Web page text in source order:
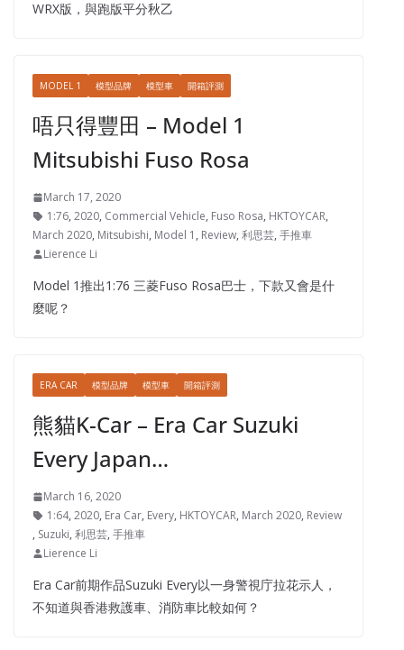
WRX版，與跑版平分秋乙
MODEL 1 模型品牌 模型車 開箱評測
唔只得豐田 – Model 1
Mitsubishi Fuso Rosa
March 17, 2020
1:76, 2020, Commercial Vehicle, Fuso Rosa, HKTOYCAR,
March 2020, Mitsubishi, Model 1 , Review, 利思芸, 手推車
Lierence Li
Model 1推出1:76 三菱Fuso Rosa巴士，下款又會是什
麼呢？
ERA CAR 模型品牌 模型車 開箱評測
熊貓K-Car – Era Car Suzuki
Every Japan…
March 16, 2020
1:64, 2020, Era Car, Every, HKTOYCAR, March 2020, Review
, Suzuki, 利思芸, 手推車
Lierence Li
Era Car前期作品Suzuki Every以一身警視庁拉花示人，
不知道與香港救護車、消防車比較如何？